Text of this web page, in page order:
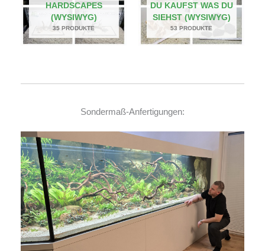
HARDSCAPES
(WYSIWYG)
35 PRODUKTE
DU KAUFST WAS DU
SIEHST (WYSIWYG)
53 PRODUKTE
Sondermaß-Anfertigungen: